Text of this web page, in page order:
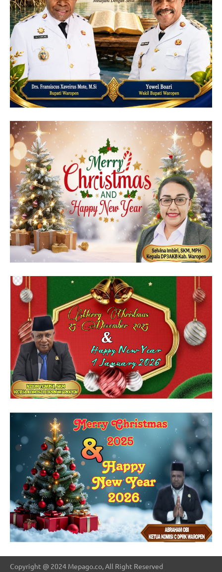
Copyright @ 2024 Mepago.co, All Right Reserved